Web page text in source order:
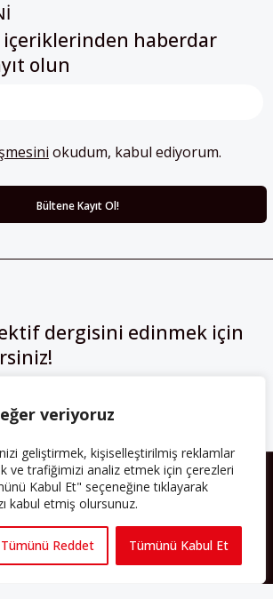
veriyoruz
geliştirmek, kişiselleştirilmiş reklamlar
ve trafiğimizi analiz etmek için çerezleri
Kabul Et" seçeneğine tıklayarak
kabul etmiş olursunuz.
Tümünü Reddet Tümünü Kabul Et
içeriklerinden haberdar
olun
okudum, kabul ediyorum.
dergisini edinmek için
asrı ardında bırakırken Müslümanlar da
kalıcı hâle geldiler. Bu durum “vatan”,
gibi birçok kavramın çift taraflı olarak
oldu. Avrupa’da yerleşik bir Müslüman